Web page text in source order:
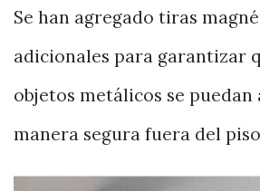
Se han agregado tiras
adicionales para garantizar
objetos metálicos se puedan
manera segura fuera del